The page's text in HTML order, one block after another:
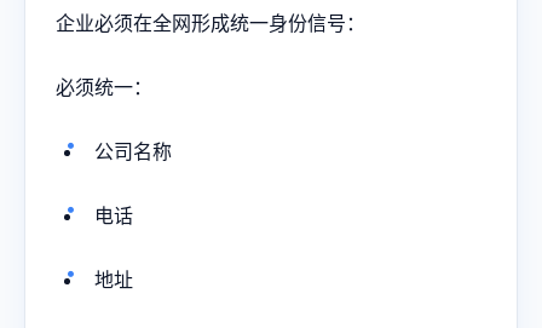
企业必须在全网形成统一身份信号：
必须统一：
公司名称
电话
地址